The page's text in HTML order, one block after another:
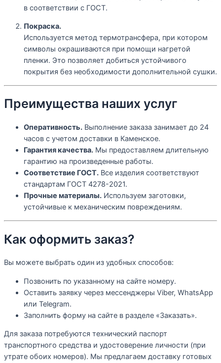
в соответствии с ГОСТ.
Покраска.
Используется метод термотрансфера, при котором
символы окрашиваются при помощи нагретой
пленки. Это позволяет добиться устойчивого
покрытия без необходимости дополнительной сушки.
Преимущества наших услуг
Оперативность. Выполнение заказа занимает до 24
часов с учетом доставки в Каменское.
Гарантия качества. Мы предоставляем длительную
гарантию на произведенные работы.
Соответствие ГОСТ. Все изделия соответствуют
стандартам ГОСТ 4278-2021.
Прочные материалы. Используем заготовки,
устойчивые к механическим повреждениям.
Как оформить заказ?
Вы можете выбрать один из удобных способов:
Позвонить по указанному на сайте номеру.
Оставить заявку через мессенджеры Viber, WhatsApp
или Telegram.
Заполнить форму на сайте в разделе «Заказать».
Для заказа потребуются технический паспорт
транспортного средства и удостоверение личности (при
утрате обоих номеров). Мы предлагаем доставку готовых